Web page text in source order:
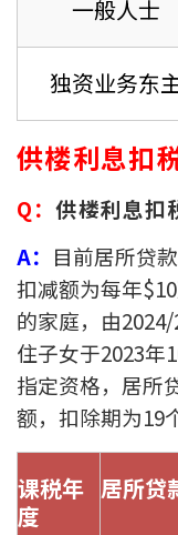
印花税计算
免费物业估价
按揭全面睇
公司动态
按市新闻
统计数据库
按揭智库
一般人士
独资业务东
供楼利息扣
Q：供楼利息扣
A： 目前居所贷
扣减额为每年
的家庭，由
住子女于2023年
指定资格，居所
额，扣除期为19
课税年
度
居所贷